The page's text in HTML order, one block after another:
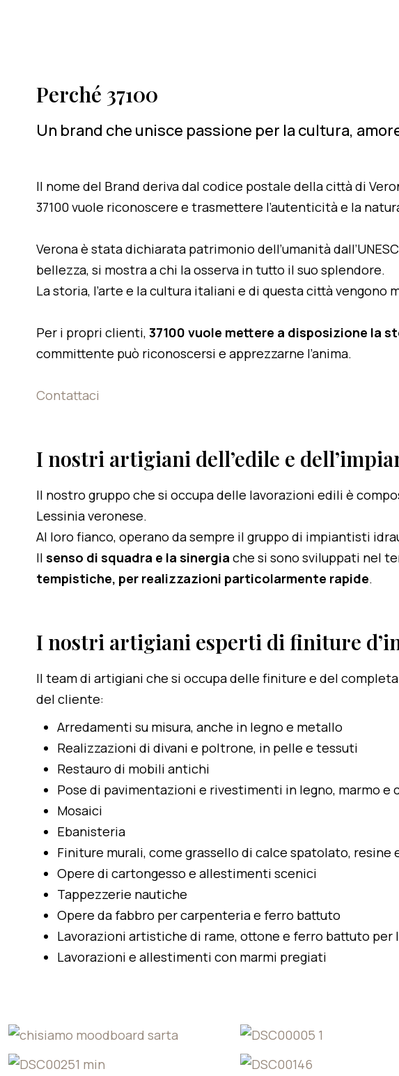
Perché 37100
Un brand che unisce passione per la cultura,
Il nome del Brand deriva dal codice postale della città di
37100 vuole riconoscere e trasmettere l’autenticità e la
Verona è stata dichiarata patrimonio dell’umanità
bellezza, si mostra a chi la osserva in tutto il suo splendore.
La storia, l’arte e la cultura italiani e di questa città
Per i propri clienti, 37100 vuole mettere a disposizione la
committente può riconoscersi e apprezzarne l’anima.
Contattaci
I nostri artigiani dell’edile e
Il nostro gruppo che si occupa delle lavorazioni edili è
Lessinia veronese.
Al loro fianco, operano da sempre il gruppo di impiantisti
Il senso di squadra e la sinergia che si sono sviluppati nel
tempistiche, per realizzazioni particolarmente rapide.
I nostri artigiani esperti di finiture
Il team di artigiani che si occupa delle finiture e del
del cliente:
Arredamenti su misura, anche in legno e metallo
Realizzazioni di divani e poltrone, in pelle e tessuti
Restauro di mobili antichi
Pose di pavimentazioni e rivestimenti in legno, marmo e
Mosaici
Ebanisteria
Finiture murali, come grassello di calce spatolato, resine
Opere di cartongesso e allestimenti scenici
Tappezzerie nautiche
Opere da fabbro per carpenteria e ferro battuto
Lavorazioni artistiche di rame, ottone e ferro battuto per
Lavorazioni e allestimenti con marmi pregiati